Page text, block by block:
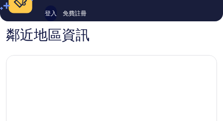
登入 免費註冊
鄰近地區資訊